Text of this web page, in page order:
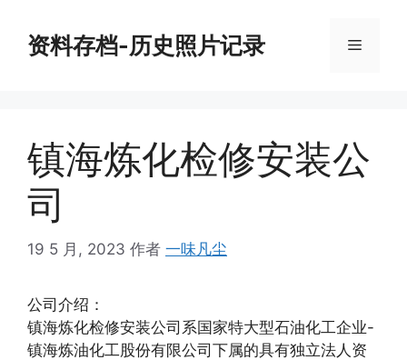
资料存档-历史照片记录 菜
镇海炼化检修安装公
司
19 5 月, 2023 作者 一味凡尘
公司介绍：
镇海炼化检修安装公司系国家特大型石油化工企业-
镇海炼油化工股份有限公司下属的具有独立法人资